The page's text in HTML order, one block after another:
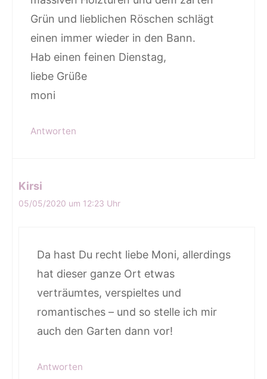
Grün und lieblichen Röschen schlägt
einen immer wieder in den Bann.
Hab einen feinen Dienstag,
liebe Grüße
moni
Antworten
Kirsi
05/05/2020 um 12:23 Uhr
Da hast Du recht liebe Moni, allerdings
hat dieser ganze Ort etwas
verträumtes, verspieltes und
romantisches – und so stelle ich mir
auch den Garten dann vor!
Antworten